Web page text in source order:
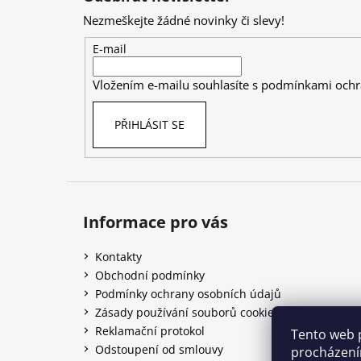
Tento web
Nezmeškejte žádné novinky či slevy!
E-mail
Vložením e-mailu souhlasíte s podmínkami
PŘIHLÁSIT SE
Informace pro vás
Kontakty
Obchodní podmínky
Podmínky ochrany osobních údajů
Zásady používání souborů cookies
Reklamační protokol
Odstoupení od smlouvy